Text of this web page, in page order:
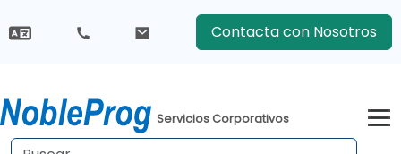
Contacta con Nosotros
Servicios Corporativos